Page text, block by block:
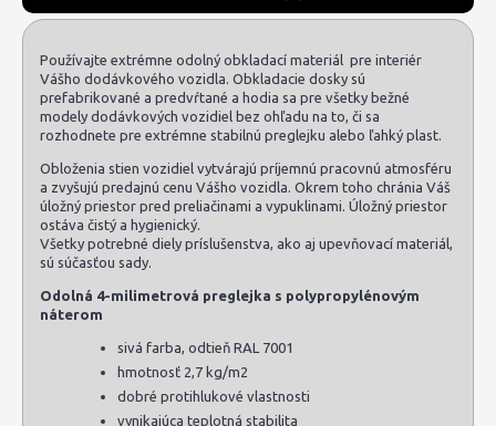
Používajte extrémne odolný obkladací materiál pre interiér
Vášho dodávkového vozidla. Obkladacie dosky sú
prefabrikované a predvŕtané a hodia sa pre všetky bežné
modely dodávkových vozidiel bez ohľadu na to, či sa
rozhodnete pre extrémne stabilnú preglejku alebo ľahký plast.
Obloženia stien vozidiel vytvárajú príjemnú pracovnú atmosféru
a zvyšujú predajnú cenu Vášho vozidla. Okrem toho chránia Váš
úložný priestor pred preliačinami a vypuklinami. Úložný priestor
ostáva čistý a hygienický.
Všetky potrebné diely príslušenstva, ako aj upevňovací materiál,
sú súčasťou sady.
Odolná 4-milimetrová preglejka s polypropylénovým
náterom
sivá farba, odtieň RAL 7001
hmotnosť 2,7 kg/m2
dobré protihlukové vlastnosti
vynikajúca teplotná stabilita